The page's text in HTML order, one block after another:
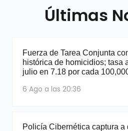
Últimas
Fuerza de Tarea Conjunta
histórica de homicidios; tasa
julio en 7.18 por cada
6 Ago a las 20:36
Policía Cibernética captura a